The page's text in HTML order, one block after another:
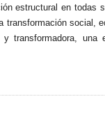
estructural en todas
social,
transformadora,